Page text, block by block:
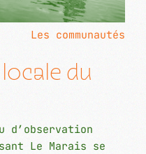
Les communautés
du
Le Marais se